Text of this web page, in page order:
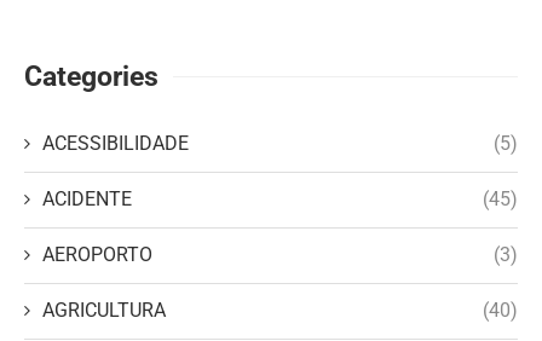
Categories
ACESSIBILIDADE (5)
ACIDENTE (45)
AEROPORTO (3)
AGRICULTURA (40)